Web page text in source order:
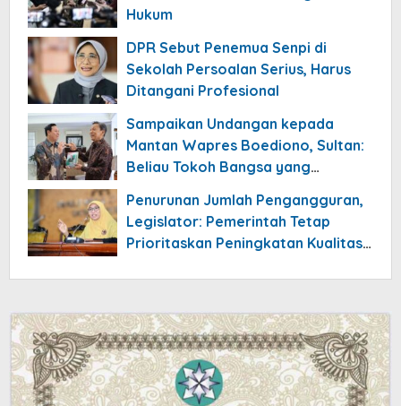
Hukum
DPR Sebut Penemua Senpi di
Sekolah Persoalan Serius, Harus
Ditangani Profesional
Sampaikan Undangan kepada
Mantan Wapres Boediono, Sultan:
Beliau Tokoh Bangsa yang
Penurunan Jumlah Pengangguran,
Legislator: Pemerintah Tetap
Prioritaskan Peningkatan Kualitas